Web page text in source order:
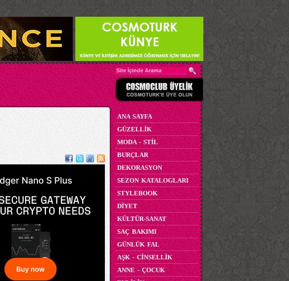
ANA SAYFA
GÜZELLİK
MODA - STİL
BURÇLAR
DEKORASYON
SEZON KATALOGLARI
STYLEBOOK
DİYET
KÜLTÜR-SANAT
SAÇ BAKIMI
GÜNLÜK FAL
AŞK - CİNSELLİK
ANNE - ÇOCUK